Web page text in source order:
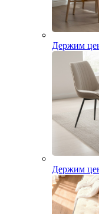
Держим
Держим